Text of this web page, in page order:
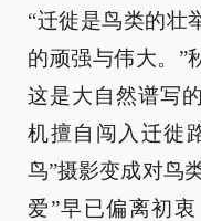
“迁徙是鸟类的壮
的顽强与伟大。”
这是大自然谱写
机擅自闯入迁徙
鸟”摄影变成对鸟
爱”早已偏离初